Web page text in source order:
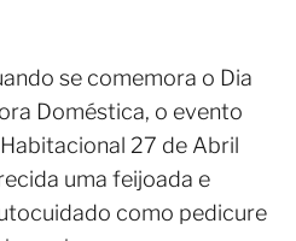
se comemora o Dia
Doméstica, o evento
27 de Abril
uma feijoada e
como pedicure